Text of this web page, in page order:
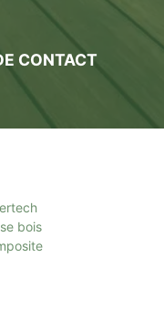
CONTACT
bois